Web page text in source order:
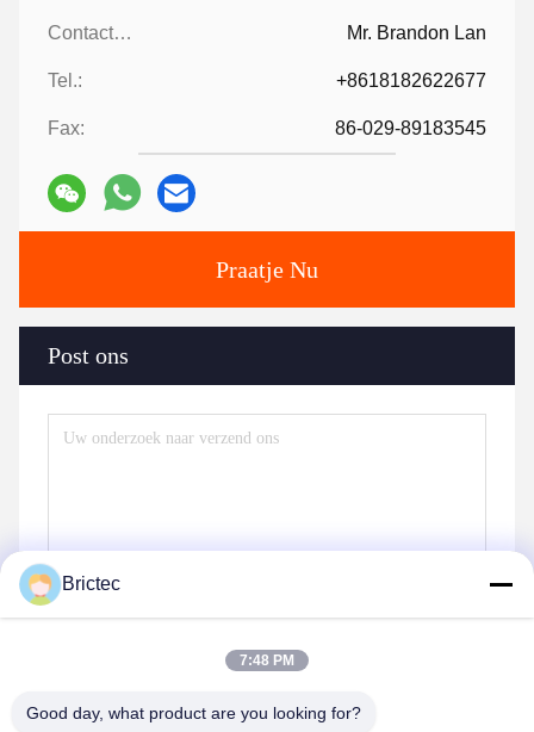
Contacten: Mr. Brandon Lan
Tel.: +8618182622677
Fax: 86-029-89183545
Praatje Nu
Post ons
Verzend
Brictec
7:48 PM
Good day, what product are you looking for?